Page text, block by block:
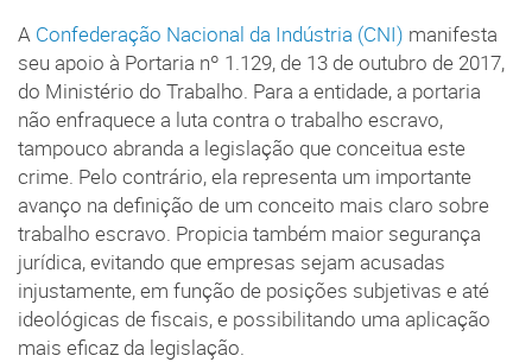
A Confederação Nacional da Indústria (CNI) manifesta
seu apoio à Portaria nº 1.129, de 13 de outubro de 2017,
do Ministério do Trabalho. Para a entidade, a portaria
não enfraquece a luta contra o trabalho escravo,
tampouco abranda a legislação que conceitua este
crime. Pelo contrário, ela representa um importante
avanço na definição de um conceito mais claro sobre
trabalho escravo. Propicia também maior segurança
jurídica, evitando que empresas sejam acusadas
injustamente, em função de posições subjetivas e até
ideológicas de fiscais, e possibilitando uma aplicação
mais eficaz da legislação.